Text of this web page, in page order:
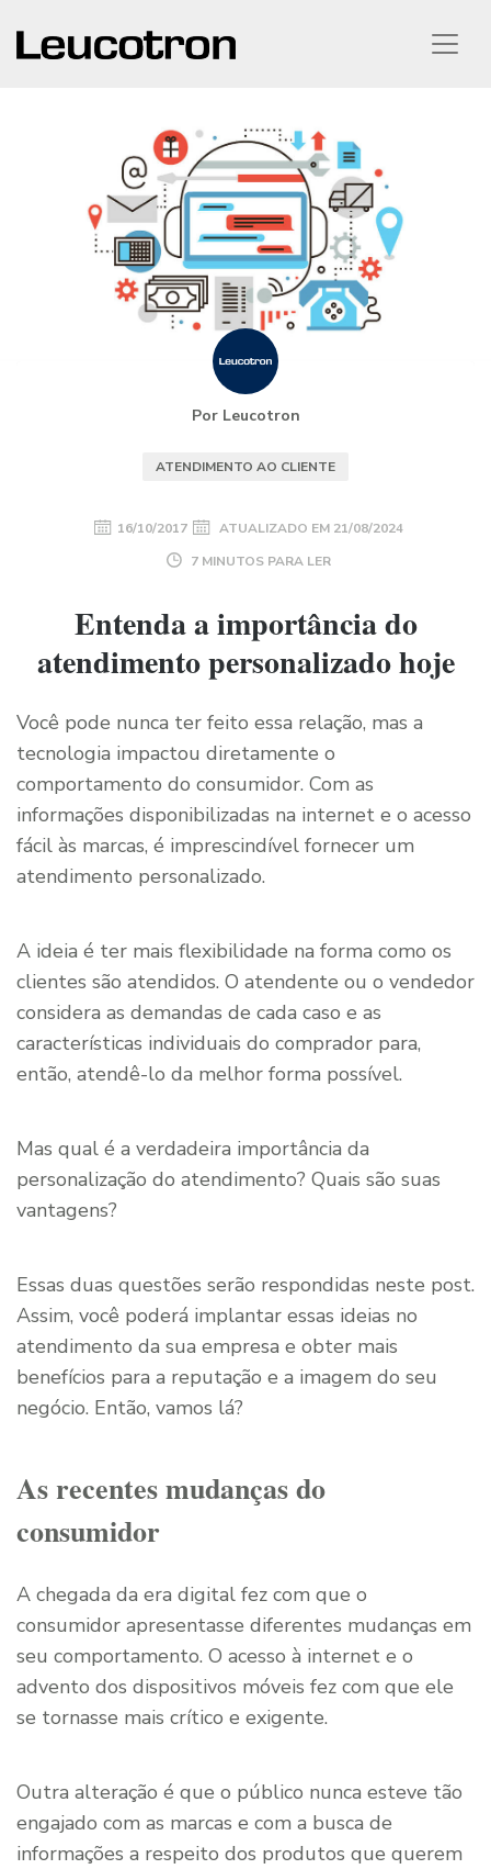
Por Leucotron
ATENDIMENTO AO CLIENTE
16/10/2017 ATUALIZADO EM 21/08/2024
7 MINUTOS PARA LER
Entenda a importância do
atendimento personalizado hoje
Você pode nunca ter feito essa relação, mas a
tecnologia impactou diretamente o
comportamento do consumidor. Com as
informações disponibilizadas na internet e o acesso
fácil às marcas, é imprescindível fornecer um
atendimento personalizado.
A ideia é ter mais flexibilidade na forma como os
clientes são atendidos. O atendente ou o vendedor
considera as demandas de cada caso e as
características individuais do comprador para,
então, atendê-lo da melhor forma possível.
Mas qual é a verdadeira importância da
personalização do atendimento? Quais são suas
vantagens?
Essas duas questões serão respondidas neste post.
Assim, você poderá implantar essas ideias no
atendimento da sua empresa e obter mais
benefícios para a reputação e a imagem do seu
negócio. Então, vamos lá?
As recentes mudanças do
consumidor
A chegada da era digital fez com que o
consumidor apresentasse diferentes mudanças em
seu comportamento. O acesso à internet e o
advento dos dispositivos móveis fez com que ele
se tornasse mais crítico e exigente.
Outra alteração é que o público nunca esteve tão
engajado com as marcas e com a busca de
informações a respeito dos produtos que querem